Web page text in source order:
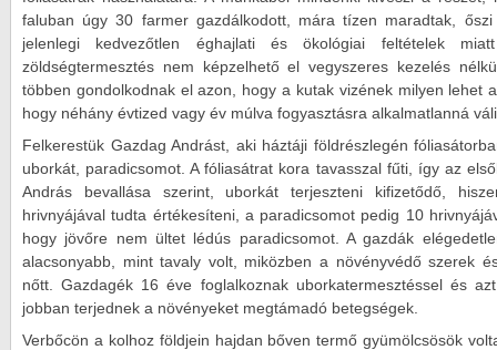
faluban úgy 30 farmer gazdálkodott, mára tízen maradtak,
jelenlegi kedvezőtlen éghajlati és ökológiai feltételek
zöldségtermesztés nem képzelhető el vegyszeres kezelés
többen gondolkodnak el azon, hogy a kutak vizének milyen lehet
hogy néhány évtized vagy év múlva fogyasztásra alkalmatlanná
Felkerestük Gazdag Andrást, aki háztáji földrészlegén
uborkát, paradicsomot. A fóliasátrat kora tavasszal fűti, így az
András bevallása szerint, uborkát terjeszteni kifizetődő,
hrivnyájával tudta értékesíteni, a paradicsomot pedig 10
hogy jövőre nem ültet lédús paradicsomot. A gazdák
alacsonyabb, mint tavaly volt, miközben a növényvédő szerek
nőtt. Gazdagék 16 éve foglalkoznak uborkatermesztéssel és
jobban terjednek a növényeket megtámadó betegségek.
Verbőcön a kolhoz földjein hajdan bőven termő gyümölcsösök